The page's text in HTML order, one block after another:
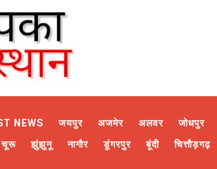
NEWS जयपुर अजमेर अलवर जोधपुर
चूरू झुंझुनू नागौर डूंगरपुर बूंदी चित्तौड़गढ़